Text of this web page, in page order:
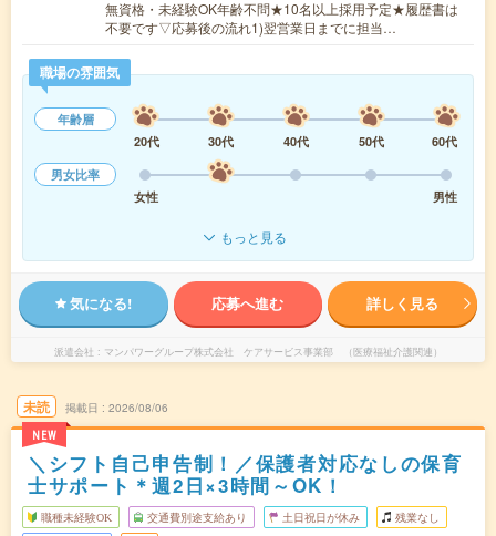
無資格・未経験OK年齢不問★10名以上採用予定★履歴書は
不要です▽応募後の流れ1)翌営業日までに担当…
職場の雰囲気
年齢層
20代
30代 40代 50代
60代
男女比率
女性
男性
もっと見る
気になる! 応募へ進む 詳しく見る
派遣会社 マンパワーグループ株式会社 ケアサービス事業部 （医療福祉介護関連）
未読
NEW
掲載日 2026/08/06
＼シフト自己申告制！／保護者対応なしの保育
士サポート＊週2日×3時間～OK！
職種未経験OK 交通費別途支給あり 土日祝日が休み 残業なし